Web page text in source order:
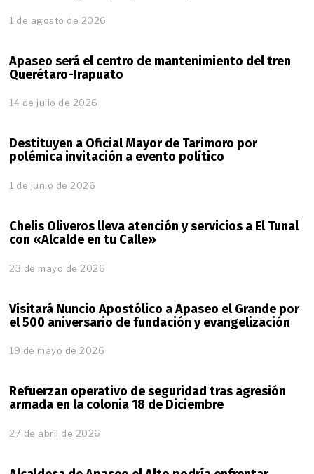
1 de agosto de 2026
Apaseo será el centro de mantenimiento del tren
Querétaro-Irapuato
14 de julio de 2026
Destituyen a Oficial Mayor de Tarimoro por
polémica invitación a evento político
1 de junio de 2026
Chelis Oliveros lleva atención y servicios a El Tunal
con «Alcalde en tu Calle»
23 de mayo de 2026
Visitará Nuncio Apostólico a Apaseo el Grande por
el 500 aniversario de fundación y evangelización
19 de mayo de 2026
Refuerzan operativo de seguridad tras agresión
armada en la colonia 18 de Diciembre
27 de abril de 2026